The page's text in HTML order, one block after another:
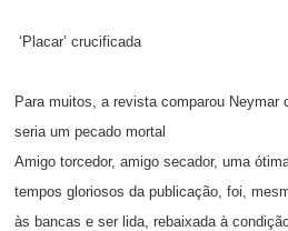
‘Placar’ crucificada
Para muitos, a revista comparou Neymar
seria um pecado mortal
Amigo torcedor, amigo secador, uma
tempos gloriosos da publicação, foi,
às bancas e ser lida, rebaixada à